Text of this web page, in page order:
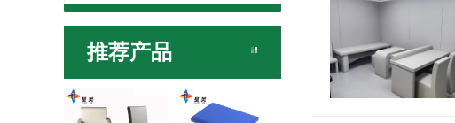
推荐产品